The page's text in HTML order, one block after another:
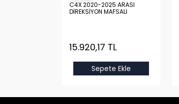
C4X 2020-2025 ARASI
DİREKSİYON MAFSALI
15.920,17 TL
Sepete Ekle